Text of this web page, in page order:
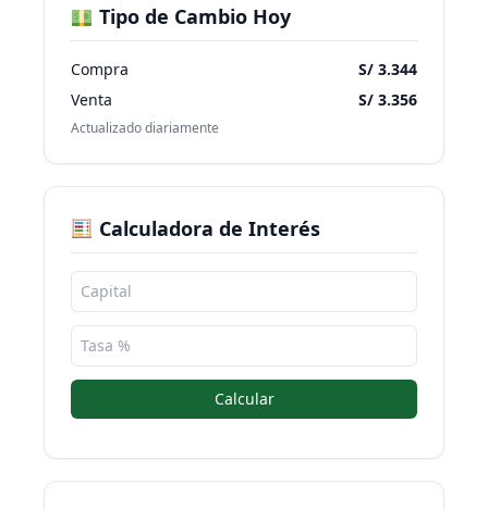
Tipo de Cambio Hoy
Compra
S/ 3.344
Venta
S/ 3.356
Actualizado diariamente
Calculadora de Interés
Calcular